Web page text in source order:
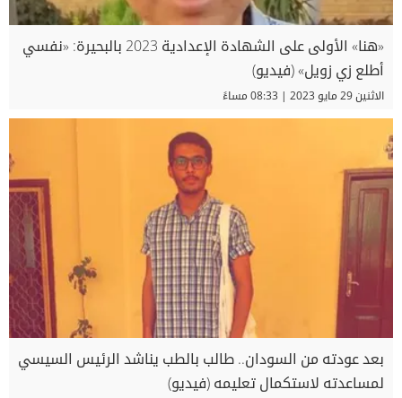
«هنا» الأولى على الشهادة الإعدادية 2023 بالبحيرة: «نفسي
أطلع زي زويل» (فيديو)
الاثنين 29 مايو 2023 | 08:33 مساءً
بعد عودته من السودان.. طالب بالطب يناشد الرئيس السيسي
لمساعدته لاستكمال تعليمه (فيديو)